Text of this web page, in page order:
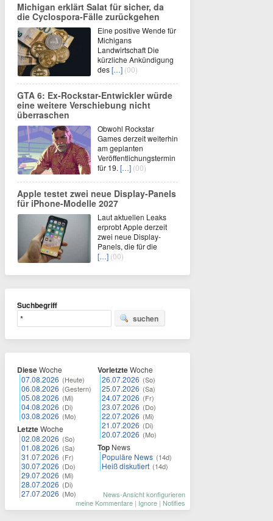
Michigan erklärt Salat für sicher, da
die Cyclospora-Fälle zurückgehen
Eine positive Wende für
Michigans
Landwirtschaft Die
kürzliche Ankündigung
des[…] (00)
GTA 6: Ex-Rockstar-Entwickler würde
eine weitere Verschiebung nicht
überraschen
Obwohl Rockstar
Games derzeit weiterhin
am geplanten
Veröffentlichungstermin
für 19. […] (00)
Apple testet zwei neue Display-Panels
für iPhone-Modelle 2027
Laut aktuellen Leaks
erprobt Apple derzeit
zwei neue Display-
Panels, die für die
[…] (00)
Suchbegriff
suchen
DieseWoche
07.08.2026 (Heute)
06.08.2026 (Gestern)
05.08.2026 (Mi)
04.08.2026 (Di)
03.08.2026 (Mo)
LetzteWoche
02.08.2026 (So)
01.08.2026 (Sa)
31.07.2026 (Fr)
30.07.2026 (Do)
29.07.2026 (Mi)
28.07.2026 (Di)
27.07.2026 (Mo)
VorletzteWoche
26.07.2026 (So)
25.07.2026 (Sa)
24.07.2026 (Fr)
23.07.2026 (Do)
22.07.2026 (Mi)
21.07.2026 (Di)
20.07.2026 (Mo)
Top News
Populäre News (14d)
Heiß diskutiert (14d)
News-Ansicht konfigurieren
meine Kommentare | Ignore | Notifies